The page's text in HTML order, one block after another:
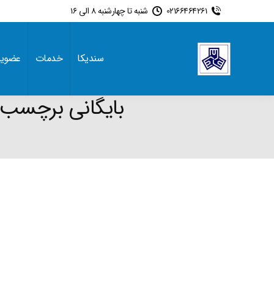
02166464261 شنبه تا چهارشنبه 8 الی 16
سندیکا خدمات
بایگانی